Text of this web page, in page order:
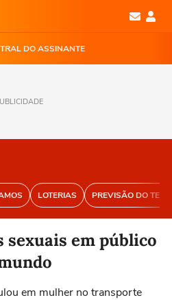
DO ASSINANTE
LOTERIAS PREVISÃO DO
sexuais em público
em mulher no transporte